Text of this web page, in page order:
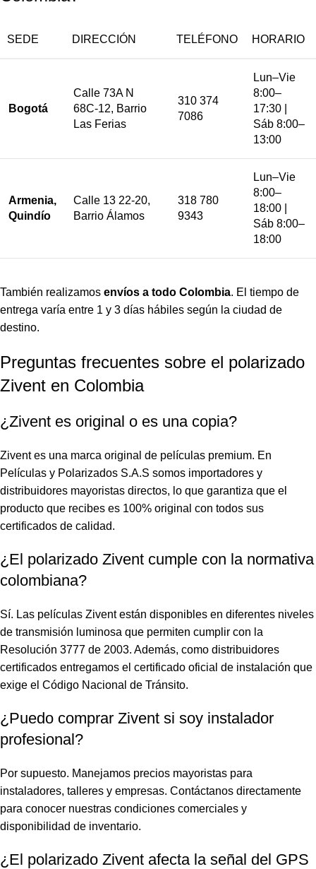
SEDE DIRECCIÓN TELÉFONO HORARIO
Bogotá
Calle 73A N
68C-12, Barrio
Las Ferias
310 374
7086
Lun–Vie
8:00–
17:30 |
Sáb 8:00–
13:00
Armenia,
Quindío
Calle 13 22-20,
Barrio Álamos
318 780
9343
Lun–Vie
8:00–
18:00 |
Sáb 8:00–
18:00
También realizamos envíos a todo Colombia. El tiempo de
entrega varía entre 1 y 3 días hábiles según la ciudad de
destino.
Preguntas frecuentes sobre el polarizado
Zivent en Colombia
¿Zivent es original o es una copia?
Zivent es una marca original de películas premium. En
Películas y Polarizados S.A.S somos importadores y
distribuidores mayoristas directos, lo que garantiza que el
producto que recibes es 100% original con todos sus
certificados de calidad.
¿El polarizado Zivent cumple con la normativa
colombiana?
Sí. Las películas Zivent están disponibles en diferentes niveles
de transmisión luminosa que permiten cumplir con la
Resolución 3777 de 2003. Además, como distribuidores
certificados entregamos el certificado oficial de instalación que
exige el Código Nacional de Tránsito.
¿Puedo comprar Zivent si soy instalador
profesional?
Por supuesto. Manejamos precios mayoristas para
instaladores, talleres y empresas. Contáctanos directamente
para conocer nuestras condiciones comerciales y
disponibilidad de inventario.
¿El polarizado Zivent afecta la señal del GPS